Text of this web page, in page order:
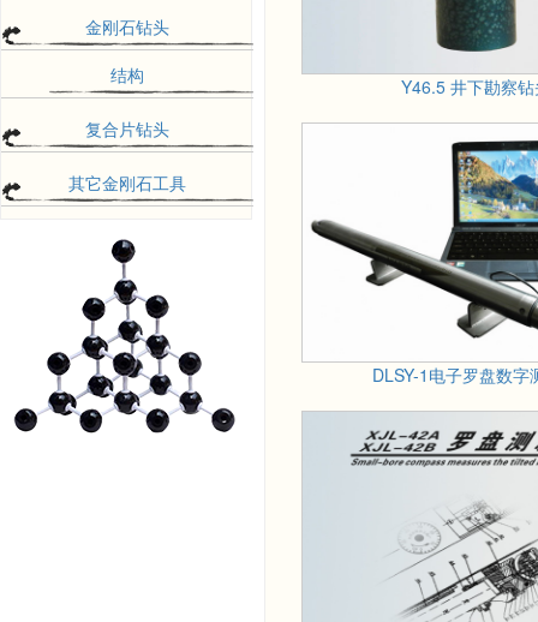
金刚石钻头
结构
复合片钻头
其它金刚石工具
Y46.5 井下勘察钻
DLSY-1电子罗盘数字